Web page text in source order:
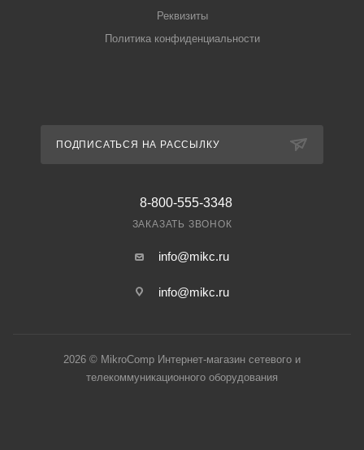
Реквизиты
Политика конфиденциальности
ПОДПИСАТЬСЯ НА РАССЫЛКУ
8-800-555-3348
ЗАКАЗАТЬ ЗВОНОК
info@mikc.ru
info@mikc.ru
2026 © MikroComp Интернет-магазин сетевого и
телекоммуникационного оборудования